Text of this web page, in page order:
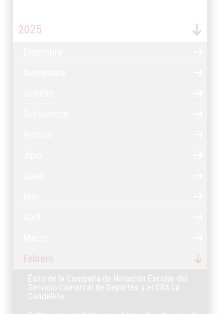
2025
Febrero
Éxito de la Campaña de Natación Escolar del
Servicio Comarcal de Deportes y el CRA La
Candeleta